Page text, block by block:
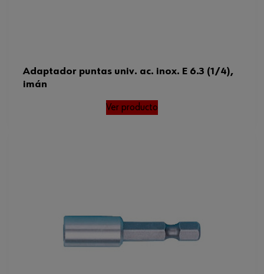
Adaptador puntas univ. ac. inox. E 6.3 (1/4),
imán
Ver producto